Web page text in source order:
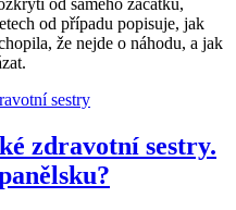
od samého začátku,
od případu popisuje, jak
že nejde o náhodu, a jak
zdravotní sestry.